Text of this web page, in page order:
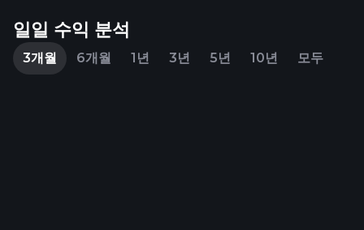
일일 수익 분석
3개월 6개월 1년 3년 5년 10년 모두